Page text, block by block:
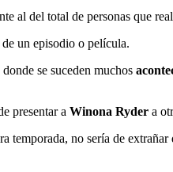
al del total de personas que
un episodio o película.
se suceden muchos
presentar a Winona Ryder a
temporada, no sería de